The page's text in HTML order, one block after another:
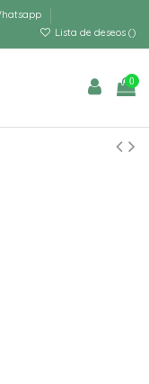
Lista de deseos ()
0